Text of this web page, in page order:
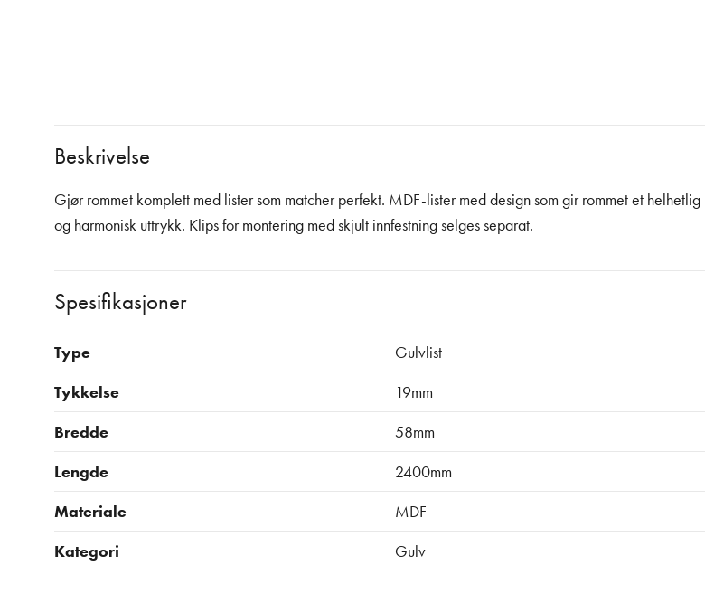
Beskrivelse
Gjør rommet komplett med lister som matcher perfekt. MDF-lister med design som gir rommet et helhetlig
og harmonisk uttrykk. Klips for montering med skjult innfestning selges separat.
Spesifikasjoner
Type
Gulvlist
Tykkelse
19mm
Bredde
58mm
Lengde
2400mm
Materiale
MDF
Kategori
Gulv